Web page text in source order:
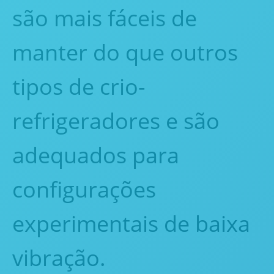
são mais fáceis de
manter do que outros
tipos de crio-
refrigeradores e são
adequados para
configurações
experimentais de baixa
vibração.